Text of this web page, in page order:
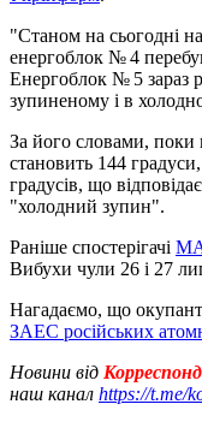
"Станом на сьогодні на
енергоблок № 4
Енергоблок № 5 зараз
зупиненому і в
За його словами,
становить 144
градусів, що
"холодний зупин".
Раніше спостерігачі
Вибухи чули 26 і 27
Нагадаємо, що
ЗАЕС російських
Новини від
наш канал https://t.me/